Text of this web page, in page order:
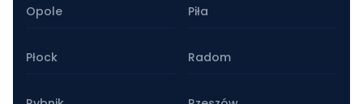
Opole Piła
Płock Radom